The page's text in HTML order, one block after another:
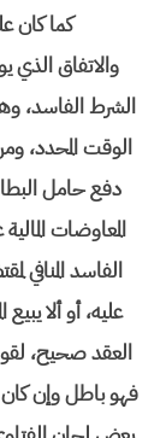
كما كان
والاتفاق
الشرط الفاسد،
الوقت المحدد،
دفع حامل
المعاوضات
الفاسد المنافي
عليه، أو ألا
العقد صحيح،